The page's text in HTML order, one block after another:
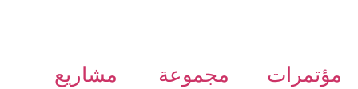
مؤتمرات مجموعة مشاريع